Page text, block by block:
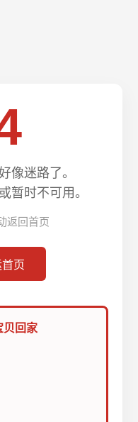
像迷路了。
暂时不可用。
返回首页
页
回家